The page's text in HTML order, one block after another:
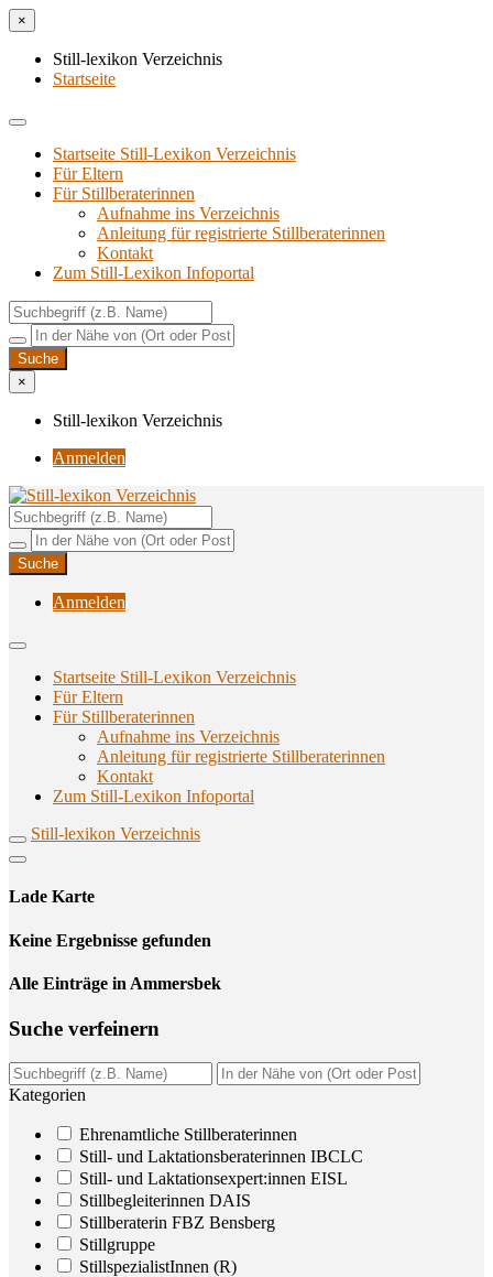
×
Still-lexikon Verzeichnis
Startseite
Startseite Still-Lexikon Verzeichnis
Für Eltern
Für Stillberaterinnen
Aufnahme ins Verzeichnis
Anlei­tung für regis­trier­te Stillberaterinnen
Kon­takt
Zum Still-Lexikon Infoportal
×
Still-lexikon Verzeichnis
Anmelden
Still-lexikon Verzeichnis
Unterstützungsangebote rund ums Stillen
Anmelden
Startseite Still-Lexikon Verzeichnis
Für Eltern
Für Stillberaterinnen
Aufnahme ins Verzeichnis
Anlei­tung für regis­trier­te Stillberaterinnen
Kon­takt
Zum Still-Lexikon Infoportal
Still-lexikon Verzeichnis
Lade Karte
Кeine Ergebnisse gefunden
Alle Einträge in Ammersbek
Suche ver­fei­nern
Kategorien
Ehrenamtliche Stillberaterinnen
Still- und Laktationsberaterinnen IBCLC
Still- und Laktationsexpert:innen EISL
Stillbegleiterinnen DAIS
Stillberaterin FBZ Bensberg
Stillgruppe
StillspezialistInnen (R)